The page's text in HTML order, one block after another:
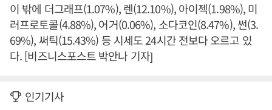
이 밖에 더그래프(1.07%), 렌(12.10%), 아이젝(1.98%), 미
러프로토콜(4.88%), 어거(0.06%), 소다코인(8.47%), 썬(3.
69%), 써틱(15.43%) 등 시세도 24시간 전보다 오르고 있
다. [비즈니스포스트 박안나 기자]
인기기사